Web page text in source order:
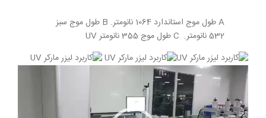
A طول موج استاندارد 1064 نانومتر. B طول موج سبز
532 نانومتر. C طول موج 355 نانومتر UV
نمایشگر
ویدیو